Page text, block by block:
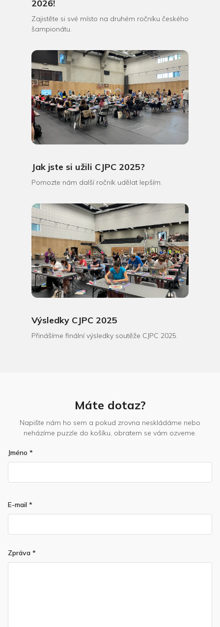
2026!
Zajistěte si své místo na druhém ročníku českého
šampionátu.
Jak jste si užili CJPC 2025?
Pomozte nám další ročník udělat lepším.
Výsledky CJPC 2025
Přinášíme finální výsledky soutěže CJPC 2025.
Máte dotaz?
Napište nám ho sem a pokud zrovna neskládáme nebo
neházíme puzzle do košíku, obratem se vám ozveme.
Jméno *
E-mail *
Zpráva *